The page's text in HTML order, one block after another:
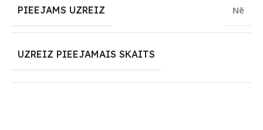
PIEEJAMS UZREIZ Nē
UZREIZ PIEEJAMAIS SKAITS